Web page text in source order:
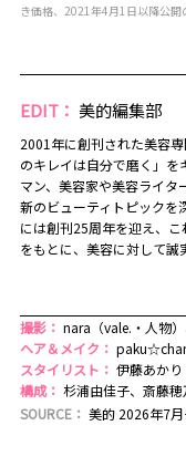
き価格、2021年4月1日以降公開
EDIT： 美的編集部
2001年に創刊された美容
のキレイは自分で磨く」を
マン、美容家や美容ライタ
新のビューティトピックを
には創刊25周年を迎え、
をもとに、美容に対して誠
撮影： nara（vale.・人物
ヘア＆メイク：
スタイリスト： 伊藤あかり
構成： 杉浦由佳子、斎藤穂
SOURCE： 美的 2026年7